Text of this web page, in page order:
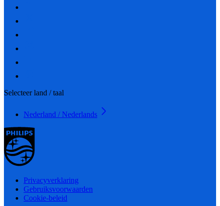
Selecteer land / taal
Nederland / Nederlands
Privacyverklaring
Gebruiksvoorwaarden
Cookie-beleid